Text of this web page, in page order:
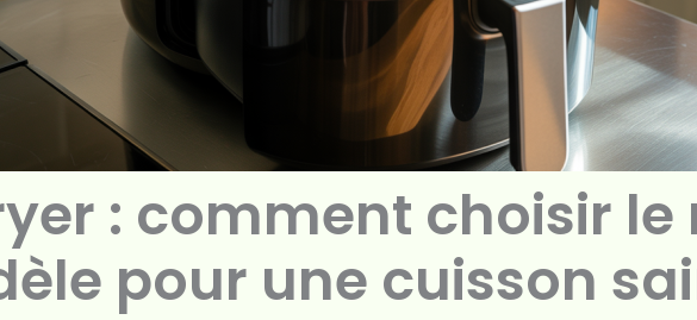
: comment choisir le
pour une cuisson